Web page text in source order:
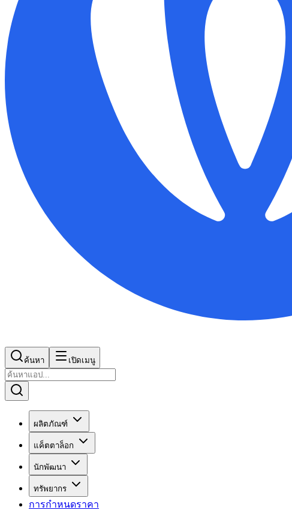
ค้นหา เปิดเมนู
ผลิตภัณฑ์
แค็ตตาล็อก
นักพัฒนา
ทรัพยากร
การกำหนดราคา